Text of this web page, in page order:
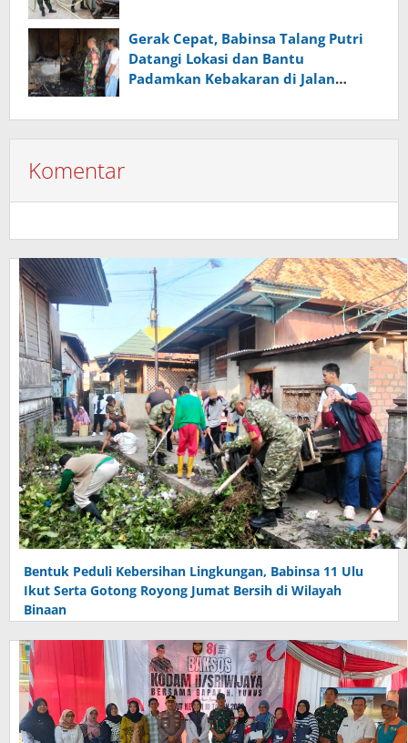
Gerak Cepat, Babinsa Talang Putri
Datangi Lokasi dan Bantu
Padamkan Kebakaran di Jalan
Komentar
Bentuk Peduli Kebersihan Lingkungan, Babinsa 11 Ulu
Ikut Serta Gotong Royong Jumat Bersih di Wilayah
Binaan